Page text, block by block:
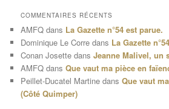
COMMENTAIRES RÉCENTS
AMFQ dans La Gazette n°54 est parue.
Dominique Le Corre dans La Gazette
Conan Josette dansJeanne Malivel, un
AMFQ dansQue vaut ma pièce en
Peillet-Ducatel Martine dansQue vaut
(Côté Quimper)